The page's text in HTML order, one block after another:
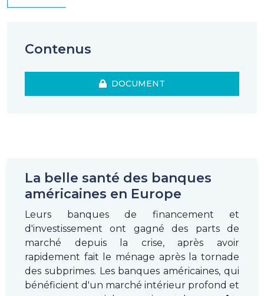
Contenus
DOCUMENT
La belle santé des banques
américaines en Europe
Leurs banques de financement et
d'investissement ont gagné des parts de
marché depuis la crise, après avoir
rapidement fait le ménage après la tornade
des subprimes. Les banques américaines, qui
bénéficient d'un marché intérieur profond et